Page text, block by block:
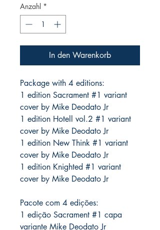
Anzahl *
In den Warenkorb
Package with 4 editions:
1 edition Sacrament #1 variant
cover by Mike Deodato Jr
1 edition Hotell vol.2 #1 variant
cover by Mike Deodato Jr
1 edition New Think #1 variant
cover by Mike Deodato Jr
1 edition Knighted #1 variant
cover by Mike Deodato Jr
Pacote com 4 edições:
1 edição Sacrament #1 capa
variante Mike Deodato Jr